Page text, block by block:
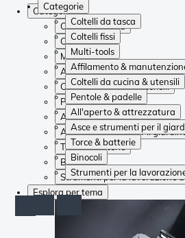
Categorie
Coltelli da tasca
Coltelli fissi
Multi-tools
Affilamento &
Coltelli da cucina & utensili
Pentole & padelle
All'aperto & attrezzatura
Asce e strumenti per il
Torce & batterie
Binocoli
Strumenti per la
Categorie
Coltelli da tasca
Coltelli fissi
Multi-tools
Affilamento & manutenzione
Coltelli da cucina & utensili
Pentole & padelle
All'aperto & attrezzatura
Asce e strumenti per il
Torce & batterie
Binocoli
Strumenti per la lavorazione
Esplora per tema